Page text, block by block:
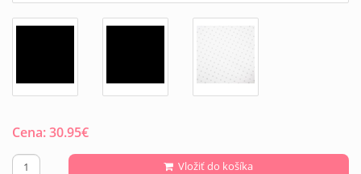
Cena:30.95€
Vložiť do košíka